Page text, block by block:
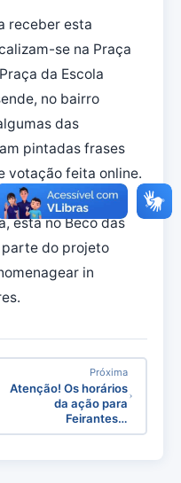
receber esta
se na Praça
da Escola
no bairro
das
pintadas frases
votação feita online.
a obra de
esta no Beco das
parte do projeto
in
Próxima
Atenção! Os horários
da ação para
Feirantes…